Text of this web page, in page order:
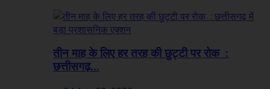
तीन माह के लिए हर तरह की छुट्टी पर रोक :
छत्तीसगढ़...